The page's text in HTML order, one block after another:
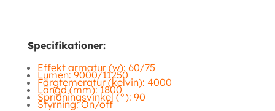
Specifikationer:
Effekt armatur (w): 60/75
Lumen: 9000/11250
Färgtemeratur (kelvin): 4000
Längd (mm): 1800
Spridningsvinkel (°): 90
Styrning: On/off